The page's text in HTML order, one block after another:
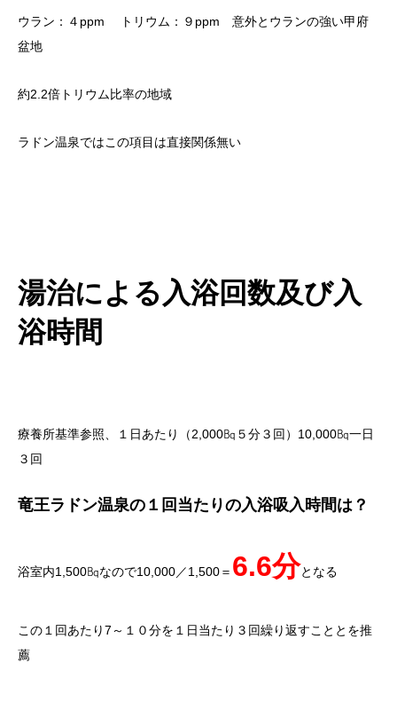
ウラン：４ppm トリウム：９ppm 意外とウランの強い甲府
盆地
約2.2倍トリウム比率の地域
ラドン温泉ではこの項目は直接関係無い
湯治による入浴回数及び入
浴時間
療養所基準参照、１日あたり（2,000㏃５分３回）10,000㏃一日
３回
竜王ラドン温泉の１回当たりの入浴吸入時間は？
浴室内1,500㏃なので10,000／1,500＝ 6.6分となる
この１回あたり7～１０分を１日当たり３回繰り返すこととを推
薦